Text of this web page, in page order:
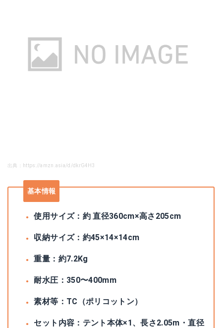
出典：https://amzn.asia/d/dkrG4H3
基本情報
使用サイズ：約 直径360cm×高さ205cm
収納サイズ：約45×14×14cm
重量：約7.2Kg
耐水圧：350〜400mm
素材等：TC（ポリコットン）
セット内容：テント本体×1、長さ2.05m・直径